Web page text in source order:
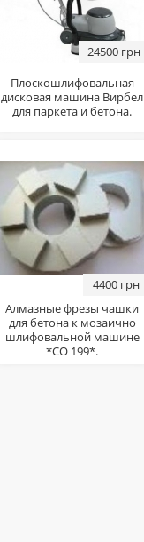
24500 грн
Плоскошлифовальная
дисковая машина Вирбел
для паркета и бетона.
4400 грн
Алмазные фрезы чашки
для бетона к мозаично
шлифовальной машине
*СО 199*.